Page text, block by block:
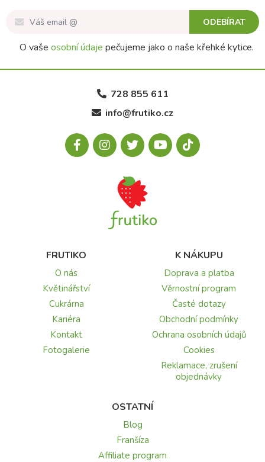
ODEBÍRAT
O vaše osobní údaje pečujeme jako o naše křehké kytice.
728 855 611
info@frutiko.cz
FRUTIKO
O nás
Květinářství
Cukrárna
Kariéra
Kontakt
Fotogalerie
K NÁKUPU
Doprava a platba
Věrnostní program
Časté dotazy
Obchodní podmínky
Ochrana osobních údajů
Cookies
Reklamace, zrušení
objednávky
OSTATNÍ
Blog
Franšíza
Affiliate program